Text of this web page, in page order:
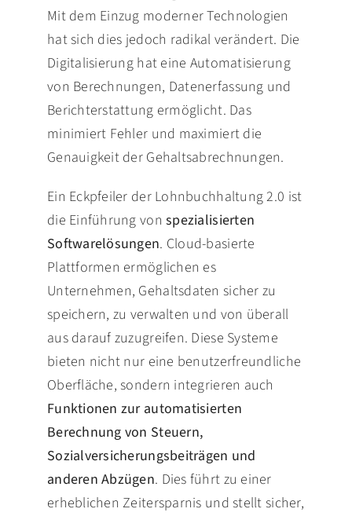
Mit dem Einzug moderner Technologien
hat sich dies jedoch radikal verändert. Die
Digitalisierung hat eine Automatisierung
von Berechnungen, Datenerfassung und
Berichterstattung ermöglicht. Das
minimiert Fehler und maximiert die
Genauigkeit der Gehaltsabrechnungen.
Ein Eckpfeiler der Lohnbuchhaltung 2.0 ist
die Einführung vonspezialisierten
Softwarelösungen. Cloud-basierte
Plattformen ermöglichen es
Unternehmen, Gehaltsdaten sicher zu
speichern, zu verwalten und von überall
aus darauf zuzugreifen. Diese Systeme
bieten nicht nur eine benutzerfreundliche
Oberfläche, sondern integrieren auch
Funktionen zur automatisierten
Berechnung von Steuern,
Sozialversicherungsbeiträgen und
anderen Abzügen. Dies führt zu einer
erheblichen Zeitersparnis und stellt sicher,